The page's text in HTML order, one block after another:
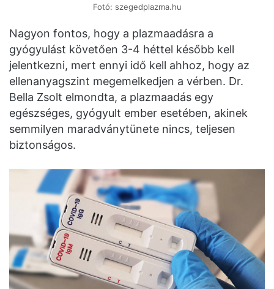
Fotó: szegedplazma.hu
Nagyon fontos, hogy a plazmaadásra a
gyógyulást követően 3-4 héttel később kell
jelentkezni, mert ennyi idő kell ahhoz, hogy az
ellenanyagszint megemelkedjen a vérben. Dr.
Bella Zsolt elmondta, a plazmaadás egy
egészséges, gyógyult ember esetében, akinek
semmilyen maradványtünete nincs, teljesen
biztonságos.